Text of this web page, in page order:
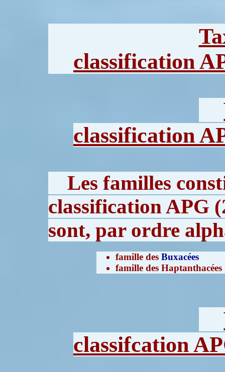
classification
classification
Les familles
classification APG
sont, par ordre
famille desBuxacées
famille des Haptanthacées
classifcation